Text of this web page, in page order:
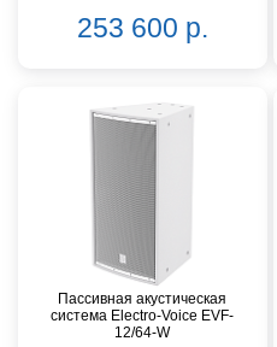
253 600 р.
Пассивная акустическая
система Electro-Voice EVF-
12/64-W